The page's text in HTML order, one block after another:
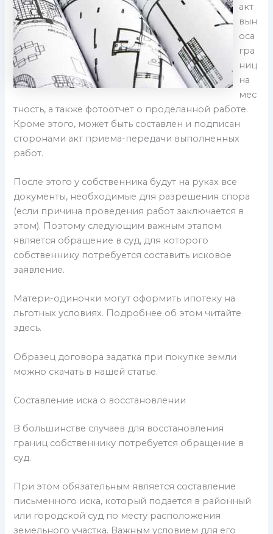
акт
вын
оса
гра
ниц
на
мес
тность, а также фотоотчет о проделанной работе.
Кроме этого, может быть составлен и подписан
сторонами акт приема-передачи выполненных
работ.
После этого у собственника будут на руках все
документы, необходимые для разрешения спора
(если причина проведения работ заключается в
этом). Поэтому следующим важным этапом
является обращение в суд, для которого
собственнику потребуется составить исковое
заявление.
Матери-одиночки могут оформить ипотеку на
льготных условиях. Подробнее об этом читайте
здесь.
Образец договора задатка при покупке земли
можно скачать в нашей статье.
Составление иска о восстановлении
В большинстве случаев для восстановления
границ собственнику потребуется обращение в
суд.
При этом обязательным является составление
письменного иска, который подается в районный
или городской суд по месту расположения
земельного участка. Важным условием для его